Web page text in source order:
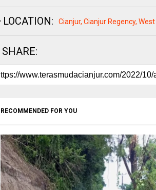
LOCATION: Cianjur, Cianjur Regency,
SHARE:
RECOMMENDED FOR YOU